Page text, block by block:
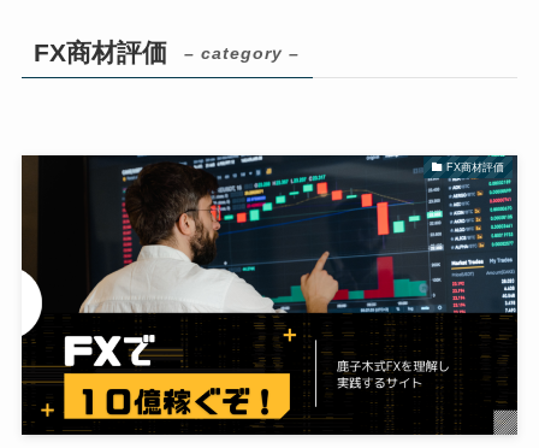
FX商材評価 – category –
FX商材評価